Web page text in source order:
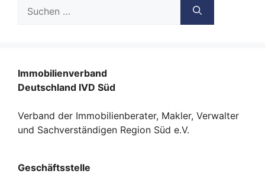
nach:
Immobilienverband
Deutschland IVD Süd
Verband der Immobilienberater, Makler, Verwalter
und Sachverständigen Region Süd e.V.
Geschäftsstelle